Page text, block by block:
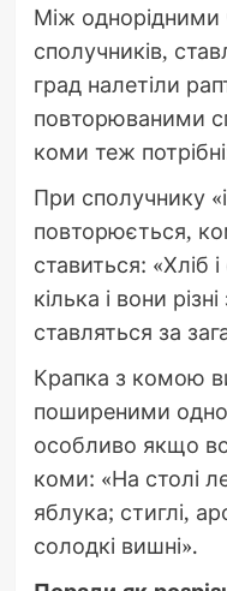
Між однорідними
сполучників,
град налетіли
повторюваними
коми теж
При сполучнику
повторюється,
ставиться: «Хліб
кілька і вони
ставляться за
Крапка з комою
поширеними
особливо якщо
коми: «На столі
яблука; стиглі,
солодкі вишні».